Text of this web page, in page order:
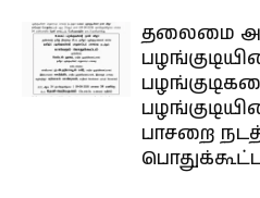
தலைமை
பாசறை